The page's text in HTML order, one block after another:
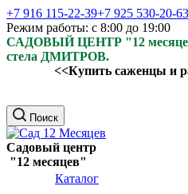
+7 916 115-22-39+7 925 530-20-63
Режим работы: с 8:00 до 19:00
САДОВЫЙ ЦЕНТР "12
стела ДМИТРОВ.
<<Купить саженцы и
Поиск
Садовый центр
"12 месяцев"
Каталог